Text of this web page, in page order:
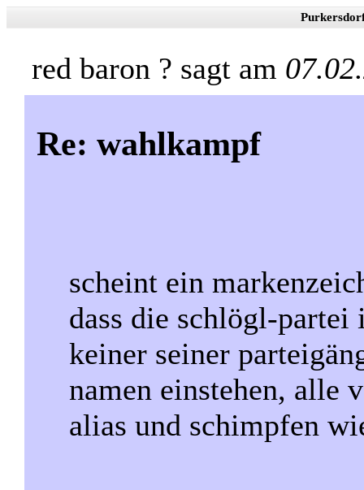
red baron ? sagt am
Re: wahlkampf
scheint ein
dass die schlögl-partei
keiner seiner
namen einstehen, alle
alias und schimpfen